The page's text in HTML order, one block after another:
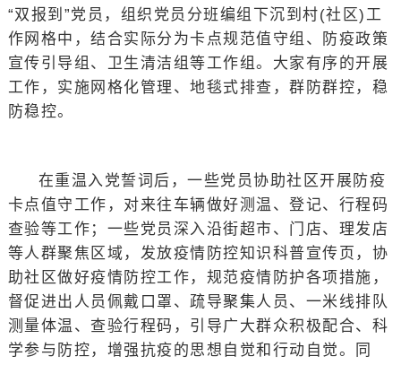
“双报到”党员，组织党员分班编组下沉到村(社区)工
作网格中，结合实际分为卡点规范值守组、防疫政策
宣传引导组、卫生清洁组等工作组。大家有序的开展
工作，实施网格化管理、地毯式排查，群防群控，稳
防稳控。
在重温入党誓词后，一些党员协助社区开展防疫
卡点值守工作，对来往车辆做好测温、登记、行程码
查验等工作；一些党员深入沿街超市、门店、理发店
等人群聚焦区域，发放疫情防控知识科普宣传页，协
助社区做好疫情防控工作，规范疫情防护各项措施，
督促进出人员佩戴口罩、疏导聚集人员、一米线排队
测量体温、查验行程码，引导广大群众积极配合、科
学参与防控，增强抗疫的思想自觉和行动自觉。同